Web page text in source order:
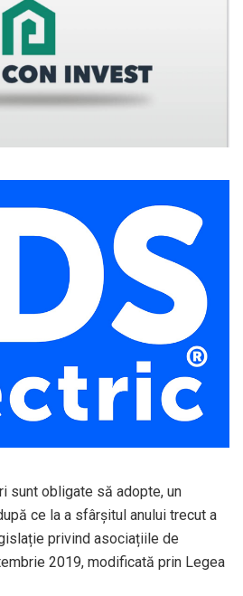
sunt obligate să adopte, un
ce la a sfârșitul anului trecut a
privind asociațiile de
2019, modificată prin Legea